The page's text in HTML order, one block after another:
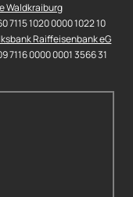
Waldkraiburg
7115 1020 0000 1022 10
Raiffeisenbank eG
7116 0000 0001 3566 31